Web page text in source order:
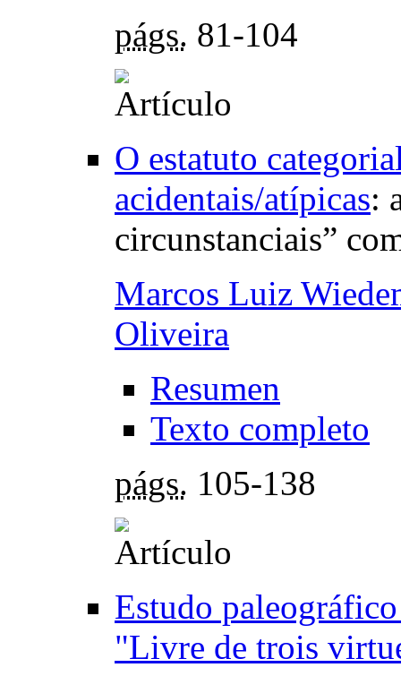
págs. 81-104
O estatuto
acidentais/atípicas:
circunstanciais”
Marcos Luiz
Oliveira
Resumen
Texto completo
págs. 105-138
Estudo
"Livre de trois